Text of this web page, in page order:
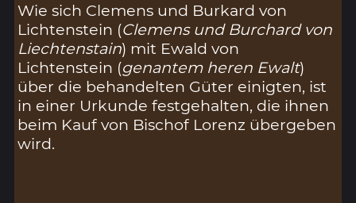
Wie sich Clemens und Burkard von
Lichtenstein (Clemens und Burchard von
Liechtenstain) mit Ewald von
Lichtenstein (genantem heren Ewalt)
über die behandelten Güter einigten, ist
in einer Urkunde festgehalten, die ihnen
beim Kauf von Bischof Lorenz übergeben
wird.